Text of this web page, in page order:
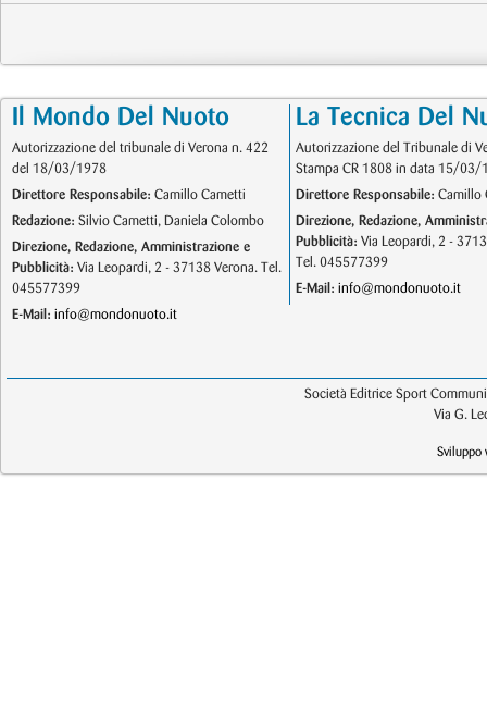
Il Mondo Del Nuoto
Autorizzazione del tribunale di Verona n. 422
del 18/03/1978
Direttore Responsabile: Camillo Cametti
Redazione: Silvio Cametti, Daniela Colombo
Direzione, Redazione, Amministrazione e
Pubblicità: Via Leopardi, 2 - 37138 Verona. Tel.
045577399
E-Mail: info@mondonuoto.it
La Tecnica Del
Autorizzazione del Tribunale di
Stampa CR 1808 in data 15/03/
Direttore Responsabile: Camillo
Direzione, Redazione,
Pubblicità: Via Leopardi, 2 -
Tel. 045577399
E-Mail: info@mondonuoto.it
Società Editrice Sport
Via G.
Sviluppo